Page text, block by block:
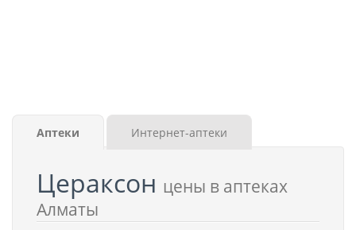
Аптеки Интернет-аптеки
Цераксон цены в аптеках
Алматы